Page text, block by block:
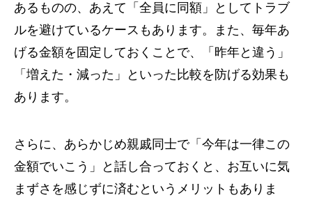
あるものの、あえて「全員に同額」としてトラブ
ルを避けているケースもあります。また、毎年あ
げる金額を固定しておくことで、「昨年と違う」
「増えた・減った」といった比較を防げる効果も
あります。
さらに、あらかじめ親戚同士で「今年は一律この
金額でいこう」と話し合っておくと、お互いに気
まずさを感じずに済むというメリットもありま